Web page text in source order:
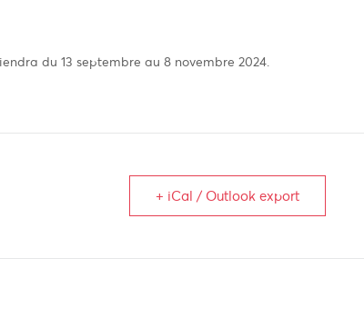
du 13 septembre au 8 novembre 2024.
+ iCal / Outlook export